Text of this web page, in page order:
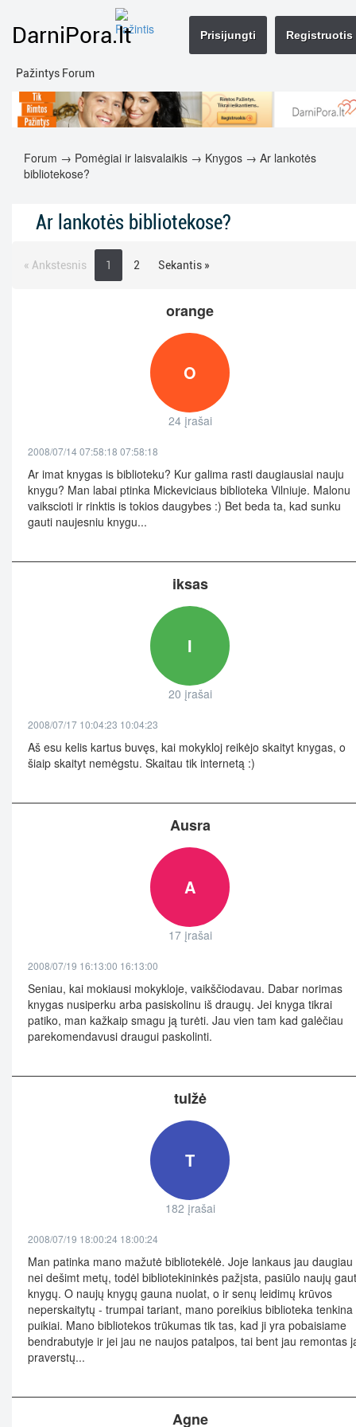
DarniPora.lt
Pažintys Forum
Registruotis
Prisijungti
Forum → Pomėgiai ir laisvalaikis → Knygos → Ar lankotės
bibliotekose?
Ar lankotės bibliotekose?
« Ankstesnis 1 2 Sekantis »
orange
O
24 įrašai
2008/07/14 07:58:18 07:58:18
Ar imat knygas is biblioteku? Kur galima rasti daugiausiai nauju
knygu? Man labai ptinka Mickeviciaus biblioteka Vilniuje. Malonu
vaikscioti ir rinktis is tokios daugybes :) Bet beda ta, kad sunku
gauti naujesniu knygu...
iksas
I
20 įrašai
2008/07/17 10:04:23 10:04:23
Aš esu kelis kartus buvęs, kai mokykloj reikėjo skaityt knygas, o
šiaip skaityt nemėgstu. Skaitau tik internetą :)
Ausra
A
17 įrašai
2008/07/19 16:13:00 16:13:00
Seniau, kai mokiausi mokykloje, vaikščiodavau. Dabar norimas
knygas nusiperku arba pasiskolinu iš draugų. Jei knyga tikrai
patiko, man kažkaip smagu ją turėti. Jau vien tam kad galėčiau
parekomendavusi draugui paskolinti.
tulžė
T
182 įrašai
2008/07/19 18:00:24 18:00:24
Man patinka mano mažutė bibliotekėlė. Joje lankaus jau daugiau
nei dešimt metų, todėl bibliotekininkės pažįsta, pasiūlo naujų
knygų. O naujų knygų gauna nuolat, o ir senų leidimų krūvos
neperskaitytų - trumpai tariant, mano poreikius biblioteka tenkina
puikiai. Mano bibliotekos trūkumas tik tas, kad ji yra pobaisiame
bendrabutyje ir jei jau ne naujos patalpos, tai bent jau remontas
praverstų...
Agne